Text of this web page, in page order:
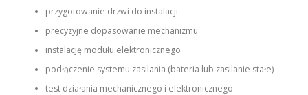
przygotowanie drzwi do instalacji
precyzyjne dopasowanie mechanizmu
instalację modułu elektronicznego
podłączenie systemu zasilania (bateria lub zasilanie stałe)
test działania mechanicznego i elektronicznego